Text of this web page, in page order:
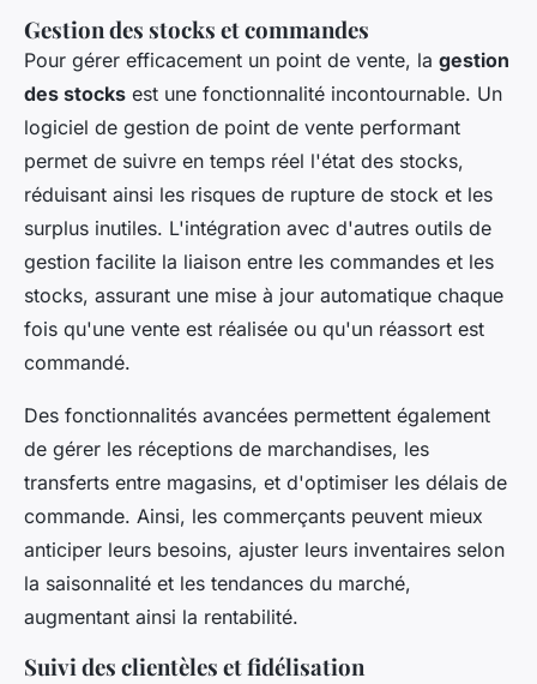
Gestion des stocks et commandes
Pour gérer efficacement un point de vente, la gestion
des stocks est une fonctionnalité incontournable. Un
logiciel de gestion de point de vente performant
permet de suivre en temps réel l'état des stocks,
réduisant ainsi les risques de rupture de stock et les
surplus inutiles. L'intégration avec d'autres outils de
gestion facilite la liaison entre les commandes et les
stocks, assurant une mise à jour automatique chaque
fois qu'une vente est réalisée ou qu'un réassort est
commandé.
Des fonctionnalités avancées permettent également
de gérer les réceptions de marchandises, les
transferts entre magasins, et d'optimiser les délais de
commande. Ainsi, les commerçants peuvent mieux
anticiper leurs besoins, ajuster leurs inventaires selon
la saisonnalité et les tendances du marché,
augmentant ainsi la rentabilité.
Suivi des clientèles et fidélisation